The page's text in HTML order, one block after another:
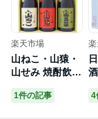
楽天市場
山ねこ・山猿・
山せみ 焼酎飲み
ml×3本 本格焼
1件の記事 4